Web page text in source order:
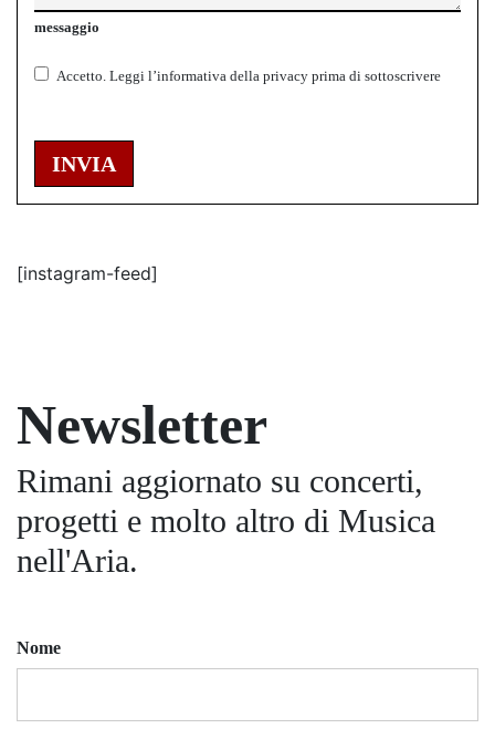
messaggio
Accetto. Leggi l’informativa della privacy prima di sottoscrivere
INVIA
[instagram-feed]
Newsletter
Rimani aggiornato su concerti,
progetti e molto altro di Musica
nell'Aria.
Nome